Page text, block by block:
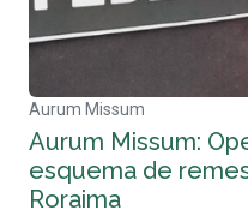
Aurum Missum
Aurum Missum:
esquema de
Roraima